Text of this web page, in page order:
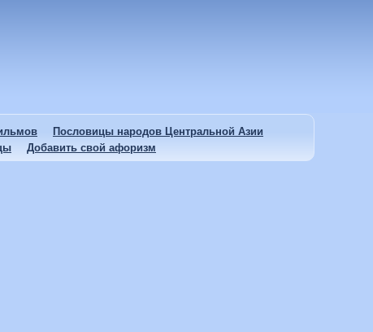
Пословицы народов Центральной Азии
Добавить свой афоризм